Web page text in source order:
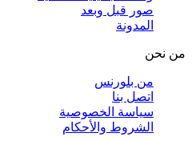
صور قبل وبعد
المدونة
من نحن
من بلورنس
اتصل بنا
سياسة الخصوصية
الشروط والأحكام